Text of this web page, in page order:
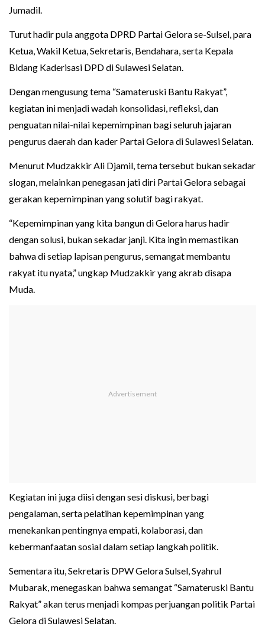
Jumadil.
Turut hadir pula anggota DPRD Partai Gelora se-Sulsel, para
Ketua, Wakil Ketua, Sekretaris, Bendahara, serta Kepala
Bidang Kaderisasi DPD di Sulawesi Selatan.
Dengan mengusung tema “Samateruski Bantu Rakyat”,
kegiatan ini menjadi wadah konsolidasi, refleksi, dan
penguatan nilai-nilai kepemimpinan bagi seluruh jajaran
pengurus daerah dan kader Partai Gelora di Sulawesi Selatan.
Menurut Mudzakkir Ali Djamil, tema tersebut bukan sekadar
slogan, melainkan penegasan jati diri Partai Gelora sebagai
gerakan kepemimpinan yang solutif bagi rakyat.
“Kepemimpinan yang kita bangun di Gelora harus hadir
dengan solusi, bukan sekadar janji. Kita ingin memastikan
bahwa di setiap lapisan pengurus, semangat membantu
rakyat itu nyata,” ungkap Mudzakkir yang akrab disapa
Muda.
Kegiatan ini juga diisi dengan sesi diskusi, berbagi
pengalaman, serta pelatihan kepemimpinan yang
menekankan pentingnya empati, kolaborasi, dan
kebermanfaatan sosial dalam setiap langkah politik.
Sementara itu, Sekretaris DPW Gelora Sulsel, Syahrul
Mubarak, menegaskan bahwa semangat “Samateruski Bantu
Rakyat” akan terus menjadi kompas perjuangan politik Partai
Gelora di Sulawesi Selatan.